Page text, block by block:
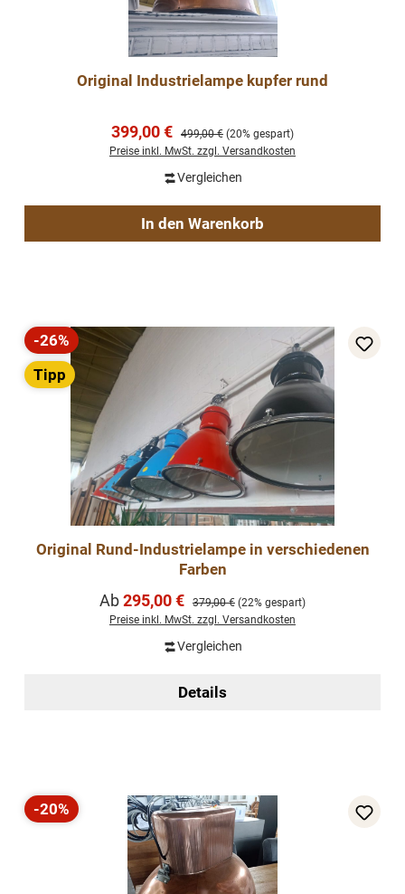
Original Industrielampe kupfer rund
Verkaufspreis:
399,00 € Regulärer Preis:
499,00 € (20% gespart)
Preise inkl. MwSt. zzgl. Versandkosten
Vergleichen
In den Warenkorb
Rabatt
-26%
Tipp
Original Rund-Industrielampe in verschiedenen
Farben
Verkaufspreis:
Ab295,00 € Regulärer Preis:
379,00 € (22% gespart)
Preise inkl. MwSt. zzgl. Versandkosten
Vergleichen
Details
Rabatt
-20%